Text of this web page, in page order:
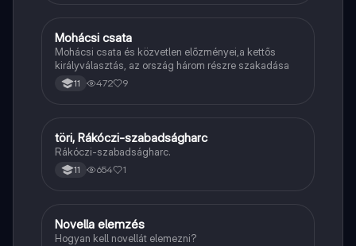
Töri
Mohácsi csata
Mohácsi csata és közvetlen előzményei,a kettős
királyválasztás, az ország három részre szakadása
11 472 9
Töri
töri, Rákóczi-szabadságharc
Rákóczi-szabadságharc.
11 654 1
Magyar
Novella elemzés
Hogyan kell novellát elemezni?